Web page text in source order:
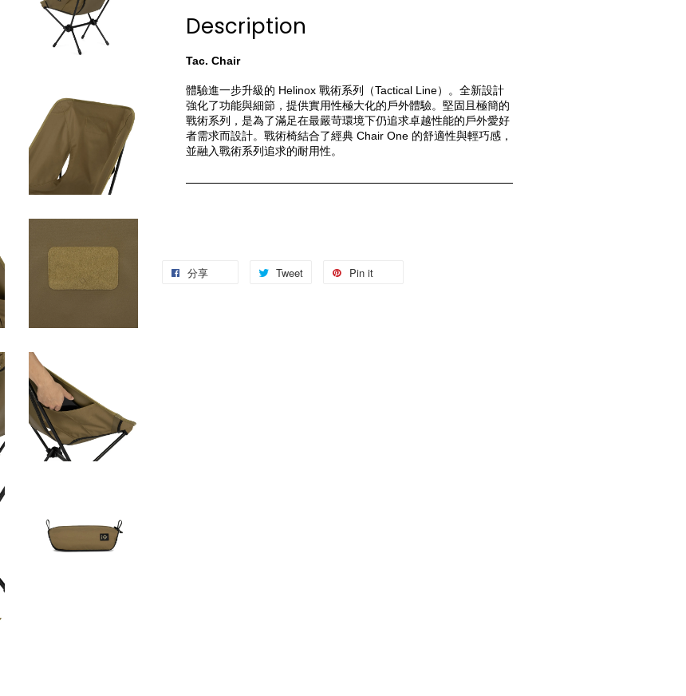
Description
Tac. Chair
體驗進一步升級的 Helinox 戰術系列（Tactical Line）。全新設計
強化了功能與細節，提供實用性極大化的戶外體驗。堅固且極簡的
戰術系列，是為了滿足在最嚴苛環境下仍追求卓越性能的戶外愛好
者需求而設計。戰術椅結合了經典 Chair One 的舒適性與輕巧感，
並融入戰術系列追求的耐用性。
分享 Tweet Pin it